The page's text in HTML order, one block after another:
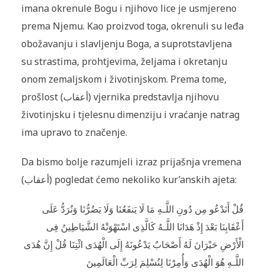
imana okrenule Bogu i njihovo lice je usmjereno
prema Njemu. Kao proizvod toga, okrenuli su leđa
obožavanju i slavljenju Boga, a suprotstavljena
su strastima, prohtjevima, željama i okretanju
onom zemaljskom i životinjskom. Prema tome,
prošlost (أعقاب) vjernika predstavlja njihovu
životinjsku i tjelesnu dimenziju i vraćanje natrag
ima upravo to značenje.
Da bismo bolje razumjeli izraz prijašnja vremena
(أعقاب) pogledat ćemo nekoliko kur’anskih ajeta:
قُلْ أَنَدْعُو مِن دُونِ اللَّـهِ مَا لَا يَنفَعُنَا وَلَا يَضُرُّ‌نَا وَنُرَ‌دُّ عَلَى
أَعْقَابِنَا بَعْدَ إِذْ هَدَانَا اللَّـهُ كَالَّذِى اسْتَهْوَتْهُ الشَّيَاطِينُ فِى
الْأَرْ‌ضِ حَيْرَ‌انَ لَهُ أَصْحَابٌ يَدْعُونَهُ إِلَى الْهُدَى ائْتِنَا قُلْ إِنَّ هُدَى
اللَّـهِ هُوَ الْهُدَى وَأُمِرْ‌نَا لِنُسْلِمَ لِرَ‌بِّ الْعَالَمِينَ